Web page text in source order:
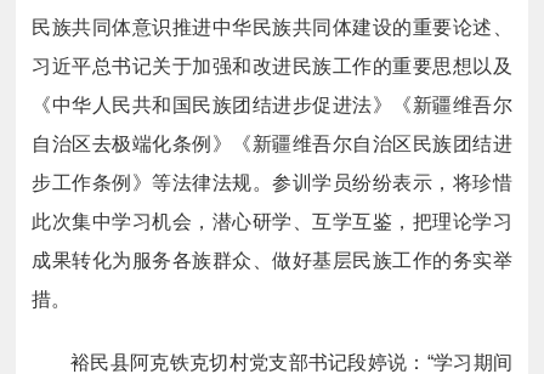
民族共同体意识推进中华民族共同体建设的重要论述、
习近平总书记关于加强和改进民族工作的重要思想以及
《中华人民共和国民族团结进步促进法》《新疆维吾尔
自治区去极端化条例》《新疆维吾尔自治区民族团结进
步工作条例》等法律法规。参训学员纷纷表示，将珍惜
此次集中学习机会，潜心研学、互学互鉴，把理论学习
成果转化为服务各族群众、做好基层民族工作的务实举
措。
裕民县阿克铁克切村党支部书记段婷说：“学习期间